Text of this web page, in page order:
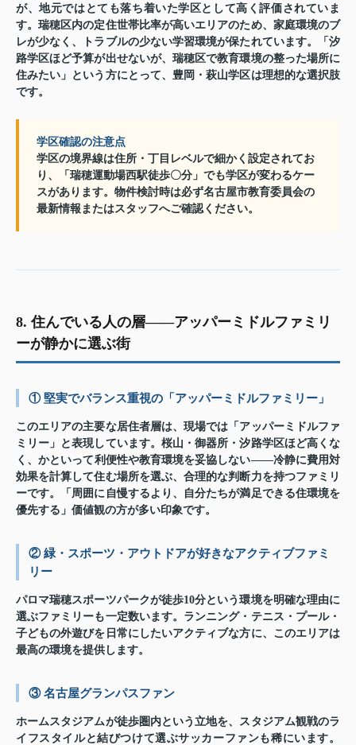
が、地元ではとても落ち着いた学区として高く評価されていま
す。瑞穂区内の定住世帯比率が高いエリアのため、家庭環境のブ
レが少なく、トラブルの少ない学習環境が保たれています。「汐
路学区ほど予算が出せないが、瑞穂区で教育環境の整った場所に
住みたい」という方にとって、豊岡・萩山学区は理想的な選択肢
です。
学区確認の注意点
学区の境界線は住所・丁目レベルで細かく設定されてお
り、「瑞穂運動場西駅徒歩〇分」でも学区が変わるケー
スがあります。物件検討時は必ず名古屋市教育委員会の
最新情報またはスタッフへご確認ください。
8. 住んでいる人の層——アッパーミドルファミリ
ーが静かに選ぶ街
① 堅実でバランス重視の「アッパーミドルファミリー」
このエリアの主要な居住者層は、現場では「アッパーミドルファ
ミリー」と表現しています。桜山・御器所・汐路学区ほど高くな
く、かといって利便性や教育環境を妥協しない——冷静に費用対
効果を計算して住む場所を選ぶ、合理的な判断力を持つファミリ
ーです。「周囲に自慢するより、自分たちが満足できる住環境を
優先する」価値観の方が多い印象です。
② 緑・スポーツ・アウトドアが好きなアクティブファミ
リー
パロマ瑞穂スポーツパークが徒歩10分という環境を明確な理由に
選ぶファミリーも一定数います。ランニング・テニス・プール・
子どもの外遊びを日常にしたいアクティブな方に、このエリアは
最高の環境を提供します。
③ 名古屋グランパスファン
ホームスタジアムが徒歩圏内という立地を、スタジアム観戦のラ
イフスタイルと結びつけて選ぶサッカーファンも稀にいます。